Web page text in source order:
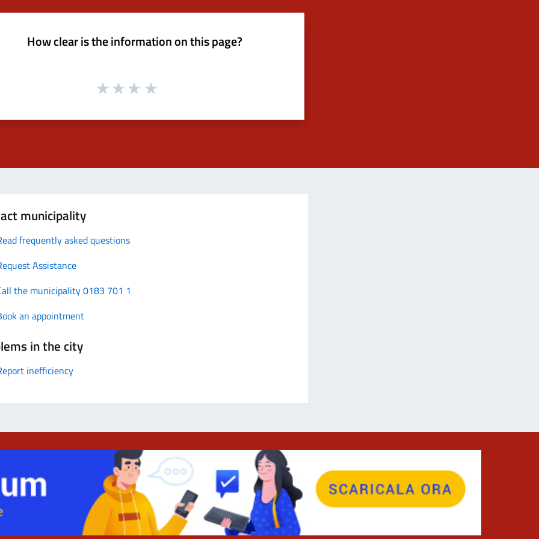
How clear is the information on this page?
municipality
frequently asked questions
Assistance
the municipality 0183 701 1
an appointment
in the city
inefficiency